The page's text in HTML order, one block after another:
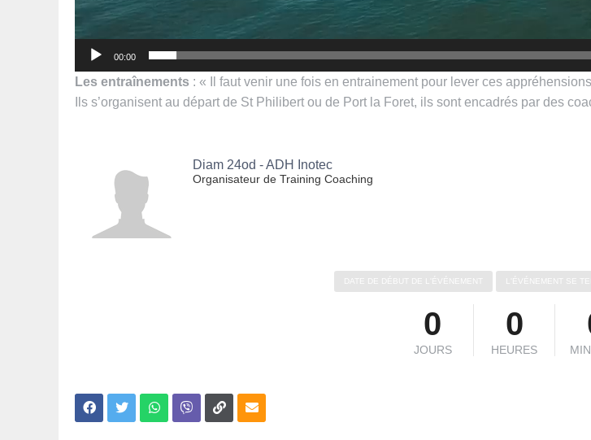
00:00
Les entraînements : « Il faut venir une fois en entrainement pour lever ces
Ils s’organisent au départ de St Philibert ou de Port la Foret, ils sont encadrés par des
Diam 24od - ADH Inotec
Organisateur de Training Coaching
DATE DE DÉBUT DE L'ÉVÉNEMENT L'ÉVÉNEMENT SE
0
JOURS
0
HEURES